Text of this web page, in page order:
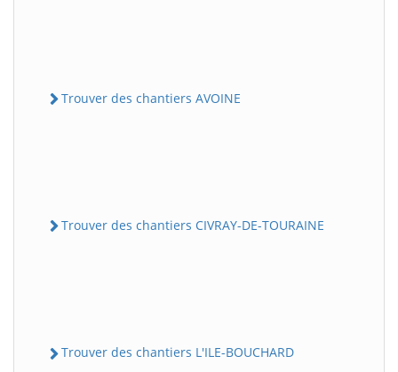
Trouver des chantiers AVOINE
Trouver des chantiers CIVRAY-DE-TOURAINE
Trouver des chantiers L'ILE-BOUCHARD